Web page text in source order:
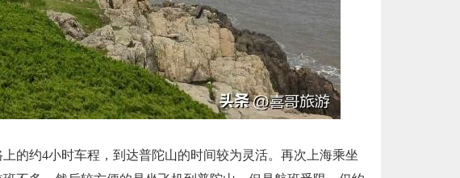
的约4小时车程，到达普陀山的时间较为灵活。再次上海乘坐